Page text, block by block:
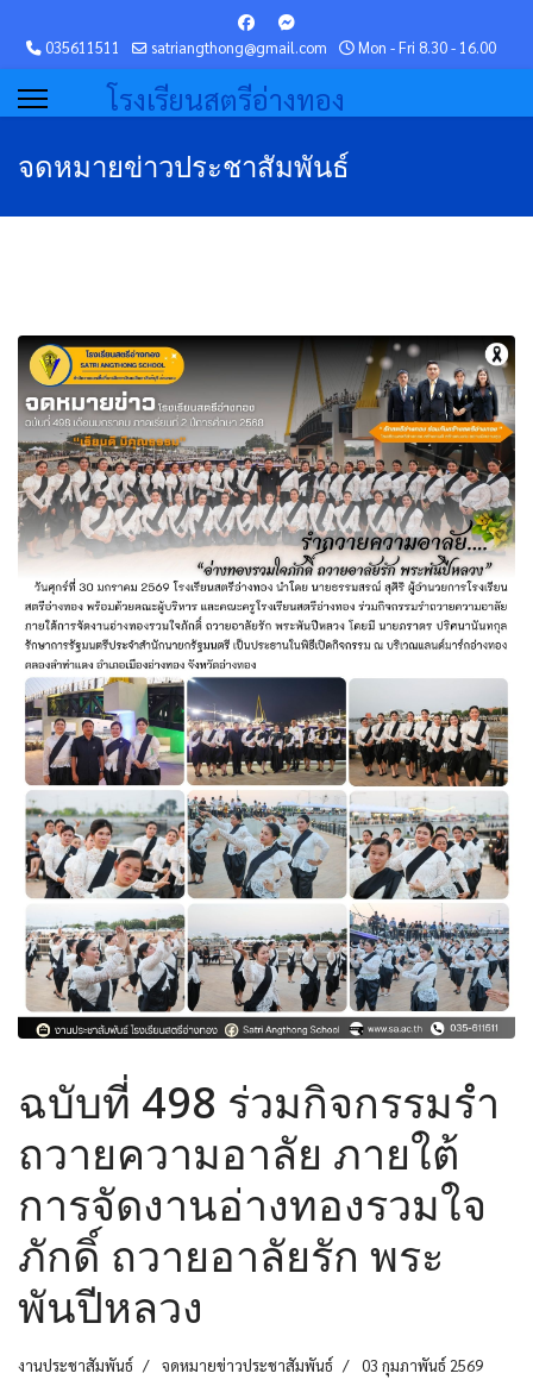
035611511 satriangthong@gmail.com Mon - Fri 8.30 - 16.00
โรงเรียนสตรีอ่างทอง
จดหมายข่าวประชาสัมพันธ์
ฉบับที่ 498 ร่วมกิจกรรมรำ
ถวายความอาลัย ภายใต้
การจัดงานอ่างทองรวมใจ
ภักดิ์ ถวายอาลัยรัก พระ
พันปีหลวง
งานประชาสัมพันธ์ จดหมายข่าวประชาสัมพันธ์ 03 กุมภาพันธ์ 2569